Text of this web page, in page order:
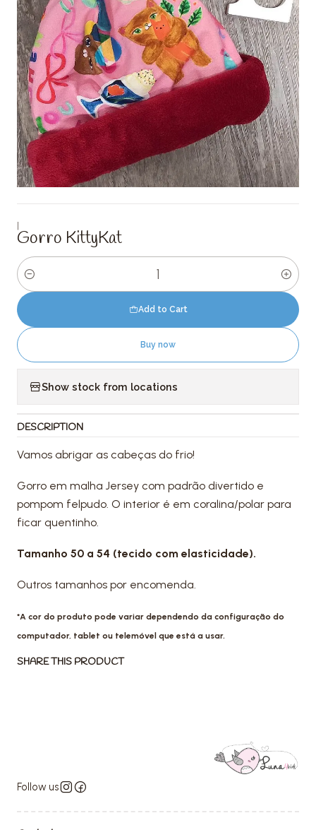
|
Gorro KittyKat
Quantity
Add to Cart
Buy now
Show stock from locations
DESCRIPTION
Vamos abrigar as cabeças do frio!
Gorro em malha Jersey com padrão divertido e
pompom felpudo. O interior é em coralina/polar para
ficar quentinho.
Tamanho 50 a 54 (tecido com elasticidade).
Outros tamanhos por encomenda.
*A cor do produto pode variar dependendo da configuração do
computador, tablet ou telemóvel que está a usar.
SHARE THIS PRODUCT
Follow us